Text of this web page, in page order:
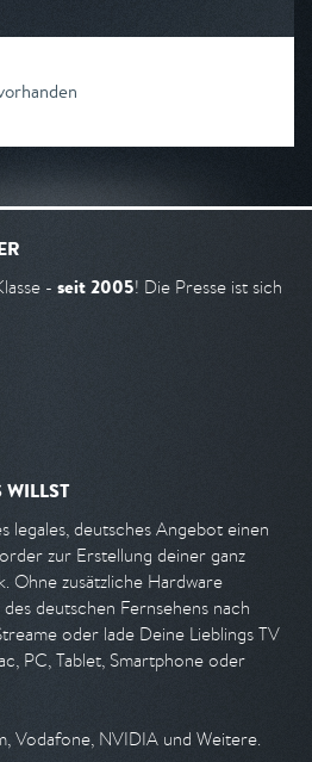
- seit 2005! Die Presse ist sich
WILLST
legales, deutsches Angebot einen
zur Erstellung deiner ganz
Ohne zusätzliche Hardware
deutschen Fernsehens nach
oder lade Deine Lieblings TV
PC, Tablet, Smartphone oder
Vodafone, NVIDIA und Weitere.